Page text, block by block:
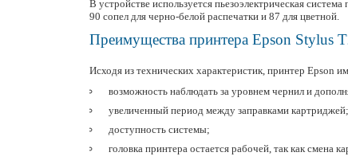
В устройстве используется пьезоэлектрическая
90 сопел для черно-белой распечатки и 87 для цветной.
Преимущества принтера Epson Stylus
Исходя из технических характеристик, принтер Epson
возможность наблюдать за уровнем чернил и
увеличенный период между заправками картриджей;
доступность системы;
головка принтера остается рабочей, так как смена